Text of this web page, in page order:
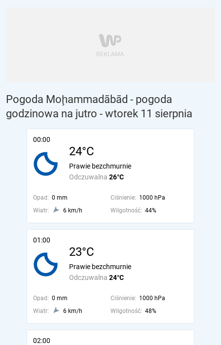
Pogoda Moḩammadābād - pogoda
godzinowa na jutro - wtorek 11 sierpnia
00:00
24°C
Odczuwalna 26°C
Prawie bezchmurnie
Opad: 0 mm Ciśnienie: 1000 hPa
Wiatr:
6 km/h Wilgotność: 44%
01:00
23°C
Odczuwalna 24°C
Prawie bezchmurnie
Opad: 0 mm Ciśnienie: 1000 hPa
Wiatr:
6 km/h Wilgotność: 48%
02:00